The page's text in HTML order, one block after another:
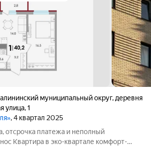
муниципальный округ, деревня
улица,1
, 4 квартал 2025
отсрочка платежа и неполный
Квартира в эко-квартале комфорт-